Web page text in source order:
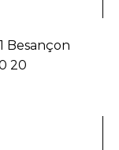
Besançon
20